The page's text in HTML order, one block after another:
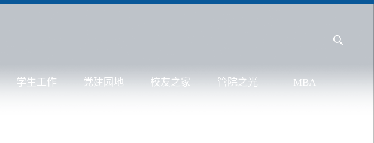
学生工作 党建园地 校友之家 管院之光 MBA